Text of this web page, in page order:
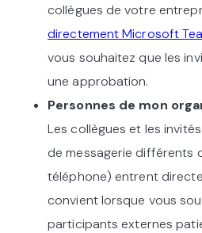
collègues de votre
directement Microsoft
vous souhaitez que les
une approbation.
Personnes de mon
Les collègues et les
de messagerie différents
téléphone) entrent
convient lorsque vous
participants externes